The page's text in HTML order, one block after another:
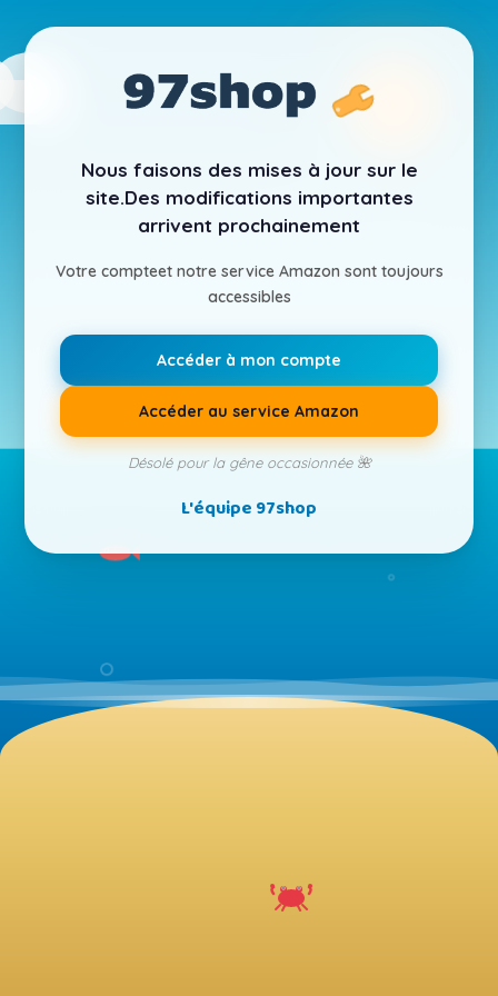
Nous faisons des mises à jour sur le
site.Des modifications importantes
arrivent prochainement
Votre compteet notre service Amazon sont toujours
accessibles
Accéder à mon compte
Accéder au service Amazon
Désolé pour la gêne occasionnée 🌺
L'équipe 97shop